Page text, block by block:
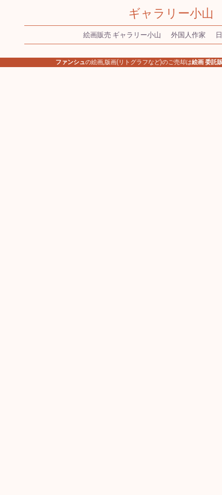
ギャラリー小山
絵画販売 ギャラリー小山 外国人作家
ファンシュの絵画,版画(リトグラフなど)のご売却は絵画 委託